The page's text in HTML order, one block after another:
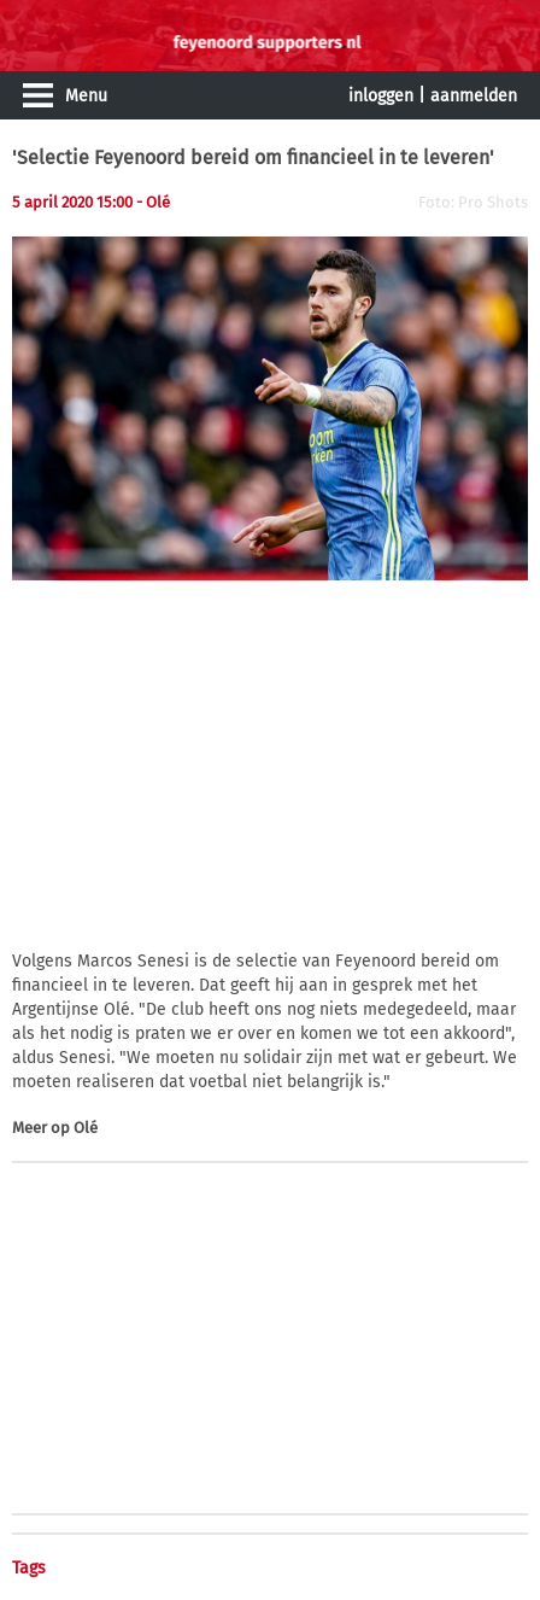
Menu inloggen aanmelden
'Selectie Feyenoord bereid om financieel in te leveren'
5 april 2020 15:00 - Olé Foto: Pro Shots
Volgens Marcos Senesi is de selectie van Feyenoord bereid om
financieel in te leveren. Dat geeft hij aan in gesprek met het
Argentijnse Olé. "De club heeft ons nog niets medegedeeld, maar
als het nodig is praten we er over en komen we tot een akkoord",
aldus Senesi. "We moeten nu solidair zijn met wat er gebeurt. We
moeten realiseren dat voetbal niet belangrijk is."
Meer op Olé
Tags